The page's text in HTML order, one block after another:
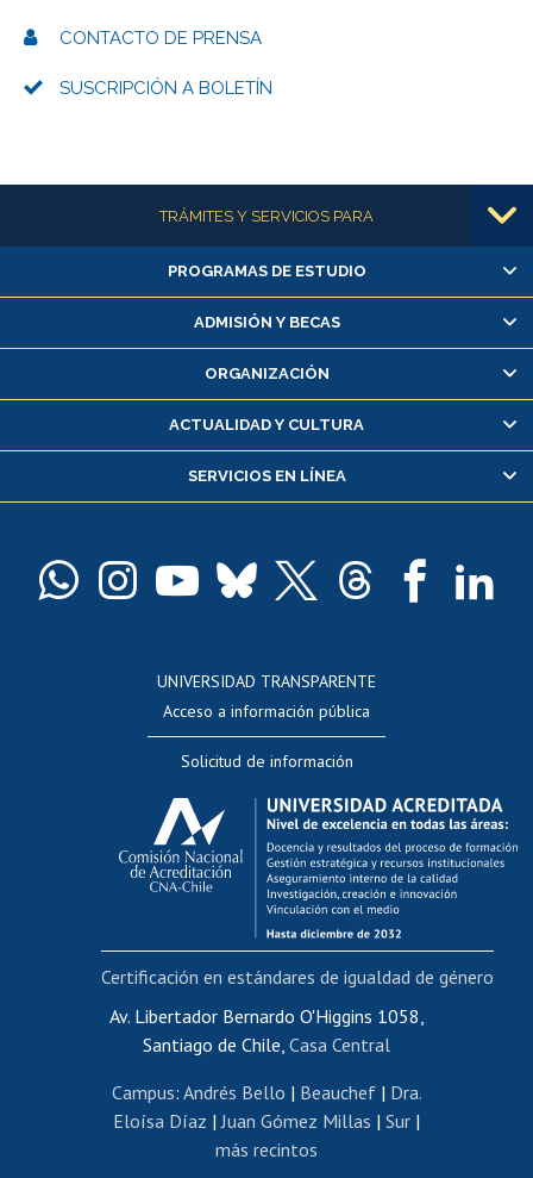
CONTACTO DE PRENSA
SUSCRIPCIÓN A BOLETÍN
Más informaciónTRÁMITES Y SERVICIOS PARA
Alumnas/os y exalumnas/os
Matrícula en línea
Inscripción y cambio de asignaturas
Consulta y certificado de notas
Servicio médico y dental
Pago de arancel y crédito alumnos
Docentes
Evaluación docente
Calificación académica
Postulación al AUCAI
Funcionarias/os
Cursos internos de capacitación
Bienestar del personal
Portal de movilidad interna
Certificado de renta
Certificado de renta honorarios
Editar páginas blancas
Extranjeras/os
PROGRAMAS DE ESTUDIO
ADMISIÓN Y BECAS
ORGANIZACIÓN
ACTUALIDAD Y CULTURA
SERVICIOS EN LÍNEA
UNIVERSIDAD TRANSPARENTE
Acceso a información pública
Solicitud de información
Av. Libertador Bernardo O'Higgins 1058,
Santiago de Chile, Casa Central
Campus: Andrés Bello | Beauchef| Dra.
Eloísa Díaz |Juan Gómez Millas | Sur |
más recintos
Certificación en estándares de igualdad de género